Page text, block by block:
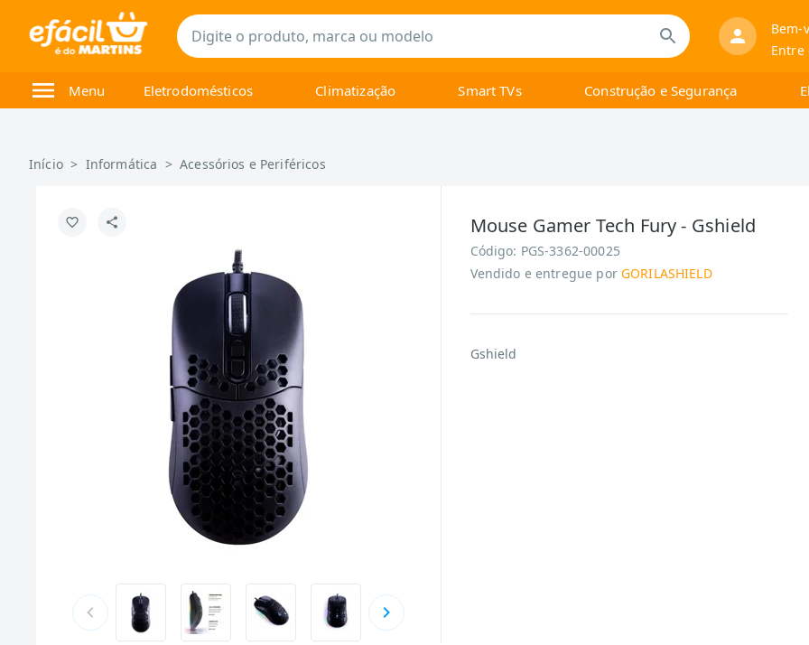
Bem-
Entre
Menu Eletrodomésticos Climatização Smart TVs Construção e Segurança
Início > Informática >Acessórios e Periféricos
Mouse Gamer Tech Fury - Gshield
Código: PGS-3362-00025
Vendido e entregue por GORILASHIELD
Gshield